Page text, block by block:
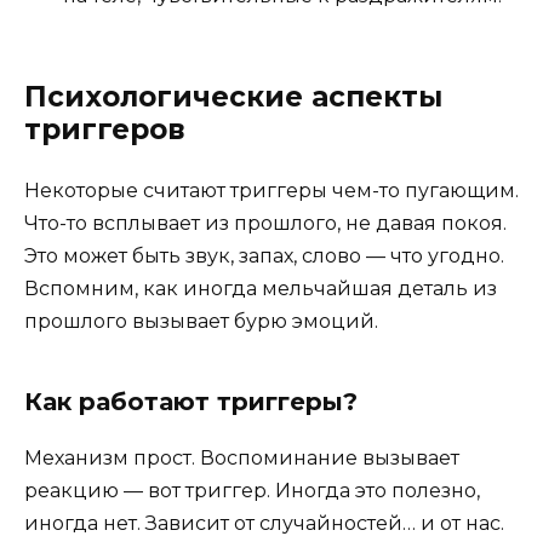
Психологические аспекты
триггеров
Некоторые считают триггеры чем-то пугающим.
Что-то всплывает из прошлого, не давая покоя.
Это может быть звук, запах, слово — что угодно.
Вспомним, как иногда мельчайшая деталь из
прошлого вызывает бурю эмоций.
Как работают триггеры?
Механизм прост. Воспоминание вызывает
реакцию — вот триггер. Иногда это полезно,
иногда нет. Зависит от случайностей… и от нас.